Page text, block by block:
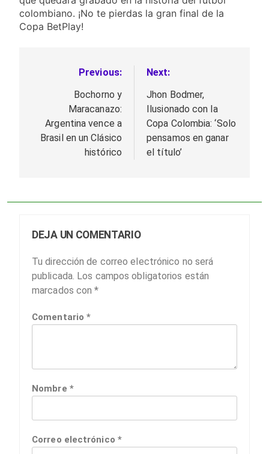
colombiano. ¡No te pierdas la gran final de la
Copa BetPlay!
Navegación
entradas
Previous:
Bochorno y
Maracanazo:
Argentina vence a
Brasil en un Clásico
histórico
Next:
Jhon Bodmer,
Ilusionado con la
Copa Colombia: ‘Solo
pensamos en ganar
el título’
DEJA UN COMENTARIO
Tu dirección de correo electrónico no será
publicada. Los campos obligatorios están
marcados con*
Comentario*
Nombre *
Correo electrónico *